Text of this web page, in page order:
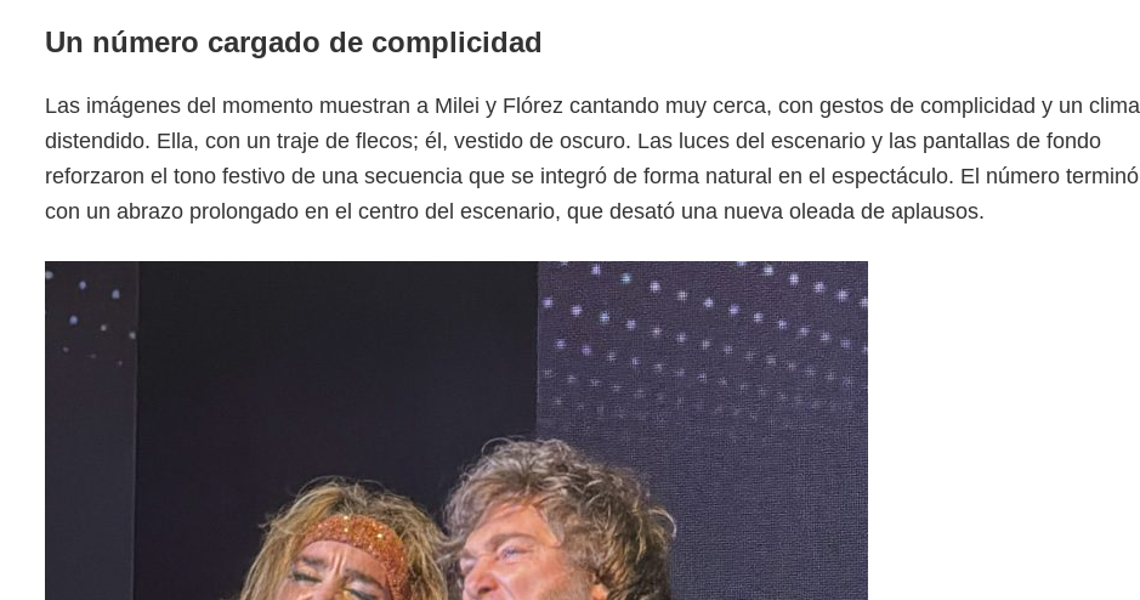
Un número cargado de complicidad
Las imágenes del momento muestran a Milei y Flórez cantando muy cerca, con gestos de complicidad y un clima
distendido. Ella, con un traje de flecos; él, vestido de oscuro. Las luces del escenario y las pantallas de fondo
reforzaron el tono festivo de una secuencia que se integró de forma natural en el espectáculo. El número terminó
con un abrazo prolongado en el centro del escenario, que desató una nueva oleada de aplausos.